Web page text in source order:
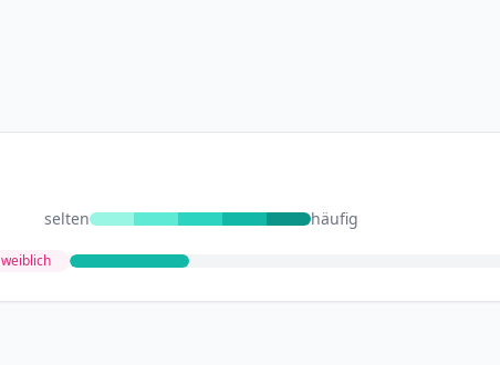
selten häufig
weiblich